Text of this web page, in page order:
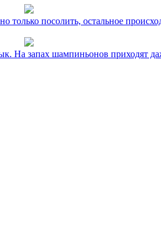
посолить, остальное
На запах шампиньонов приходят